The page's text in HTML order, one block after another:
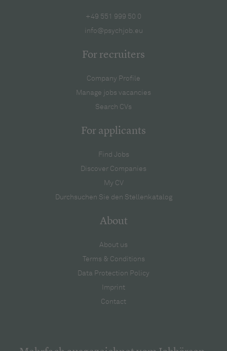
+49 551 999 50 0
info@psychjob.eu
For recruiters
Company Profile
Manage jobs vacancies
Search CVs
For applicants
Find Jobs
Discover Companies
My CV
Durchsuchen Sie den Stellenkatalog
About
About us
Terms & Conditions
Data Protection Policy
Imprint
Contact